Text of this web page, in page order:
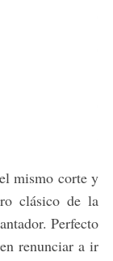
mismo corte y
clásico de la
Perfecto
renunciar a ir